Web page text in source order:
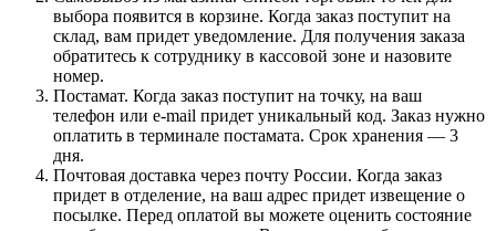
выбора появится в корзине. Когда заказ поступит на
склад, вам придет уведомление. Для получения заказа
обратитесь к сотруднику в кассовой зоне и назовите
номер.
Постамат. Когда заказ поступит на точку, на ваш
телефон или e-mail придет уникальный код. Заказ нужно
оплатить в терминале постамата. Срок хранения — 3
дня.
Почтовая доставка через почту России. Когда заказ
придет в отделение, на ваш адрес придет извещение о
посылке. Перед оплатой вы можете оценить состояние